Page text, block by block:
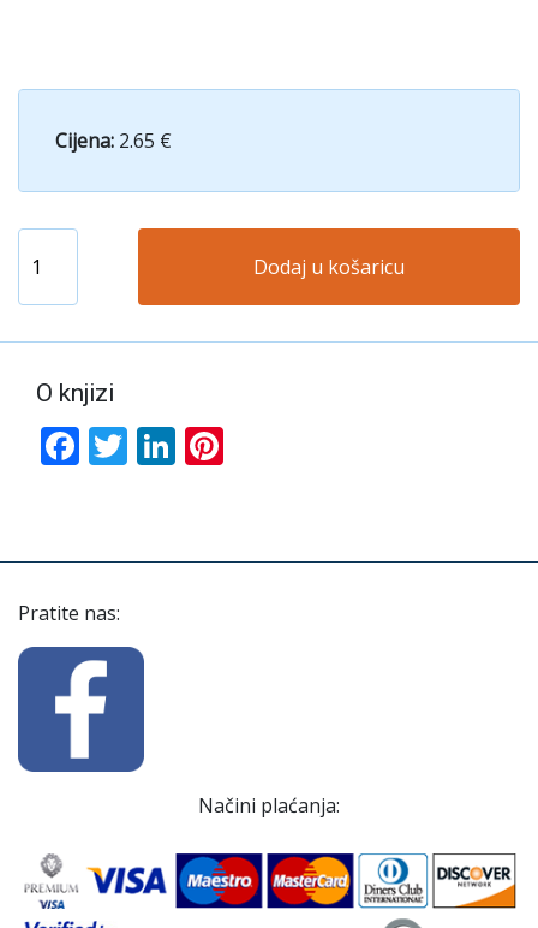
Cijena: 2.65 €
Dodaj u košaricu
O knjizi
Facebook
TwitterLinkedIn
Pratite nas:
Načini plaćanja: